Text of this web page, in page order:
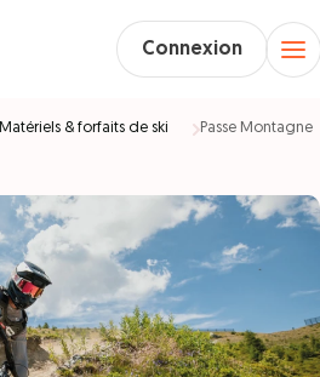
Connexion
Matériels & forfaits de ski Passe Montagne